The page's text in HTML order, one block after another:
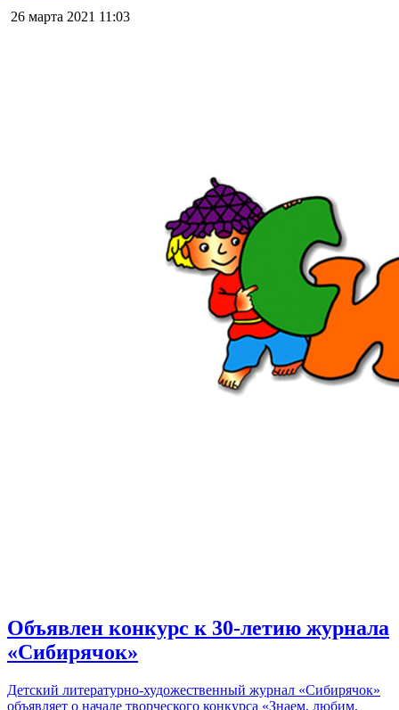
26 марта 2021 11:03
Объявлен конкурс к 30-летию журнала
«Сибирячок»
Детский литературно-художественный журнал «Сибирячок»
объявляет о начале творческого конкурса «Знаем, любим,